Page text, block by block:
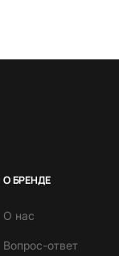
О БРЕНДЕ
О нас
Вопрос-ответ